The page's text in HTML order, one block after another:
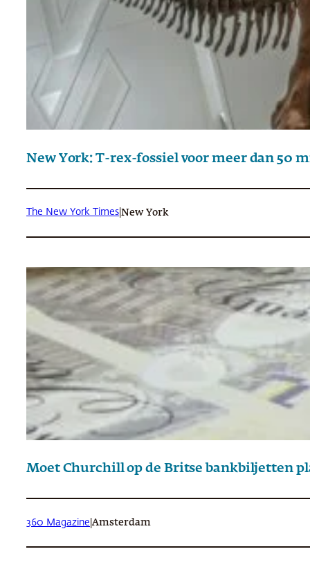
New York: T-rex-fossiel voor meer dan 50
The New York Times New York
Moet Churchill op de Britse bankbiljetten
360 Magazine Amsterdam